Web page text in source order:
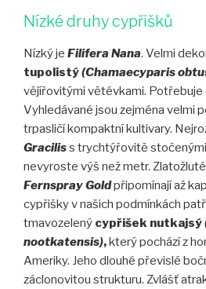
Nízké druhy cypřišků
Nízký je Filifera Nana. Velmi
tupolistý(Chamaecyparis
vějířovitými větévkami. Potřebuje
Vyhledávané jsou zejména velmi
trpasličí kompaktní kultivary.
Graciliss trychtýřovitě
nevyroste výš než metr.
Fernspray Goldpřipomínají až
cypřišky v našich podmínkách
tmavozelený cypřišek nutkajsý
nootkatensis),který pochází z
Ameriky. Jeho dlouhé převislé
záclonovitou strukturu. Zvlášť